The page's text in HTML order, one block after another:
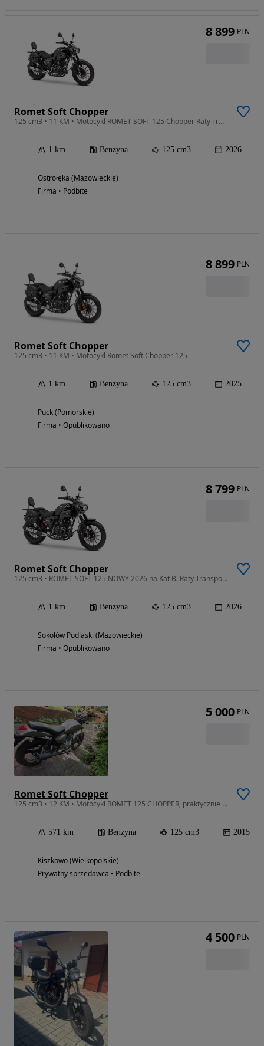
Romet Soft Chopper
125 cm3 • 11 KM • Motocykl ROMET SOFT 125 Chopper Raty Transport Ostrołęka
1 km Benzyna 125 cm3 2026
Ostrołęka (Mazowieckie)
Firma • Podbite
8 899 PLN
Romet Soft Chopper
125 cm3 • 11 KM • Motocykl Romet Soft Chopper 125
1 km Benzyna 125 cm3 2025
Puck (Pomorskie)
Firma • Opublikowano
8 899 PLN
Romet Soft Chopper
125 cm3 • ROMET SOFT 125 NOWY 2026 na Kat B. Raty Transport Cała Polska + SAKWY
1 km Benzyna 125 cm3 2026
Sokołów Podlaski (Mazowieckie)
Firma • Opublikowano
8 799 PLN
Romet Soft Chopper
125 cm3 • 12 KM • Motocykl ROMET 125 CHOPPER, praktycznie nieużywany.
571 km Benzyna 125 cm3 2015
Kiszkowo (Wielkopolskie)
Prywatny sprzedawca • Podbite
5 000 PLN
4 500 PLN